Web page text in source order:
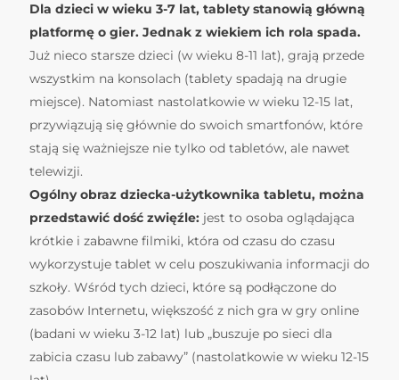
Dla dzieci w wieku 3-7 lat, tablety stanowią główną
platformę o gier. Jednak z wiekiem ich rola spada.
Już nieco starsze dzieci (w wieku 8-11 lat), grają przede
wszystkim na konsolach (tablety spadają na drugie
miejsce). Natomiast nastolatkowie w wieku 12-15 lat,
przywiązują się głównie do swoich smartfonów, które
stają się ważniejsze nie tylko od tabletów, ale nawet
telewizji.
Ogólny obraz dziecka-użytkownika tabletu, można
przedstawić dość zwięźle: jest to osoba oglądająca
krótkie i zabawne filmiki, która od czasu do czasu
wykorzystuje tablet w celu poszukiwania informacji do
szkoły. Wśród tych dzieci, które są podłączone do
zasobów Internetu, większość z nich gra w gry online
(badani w wieku 3-12 lat) lub „buszuje po sieci dla
zabicia czasu lub zabawy” (nastolatkowie w wieku 12-15